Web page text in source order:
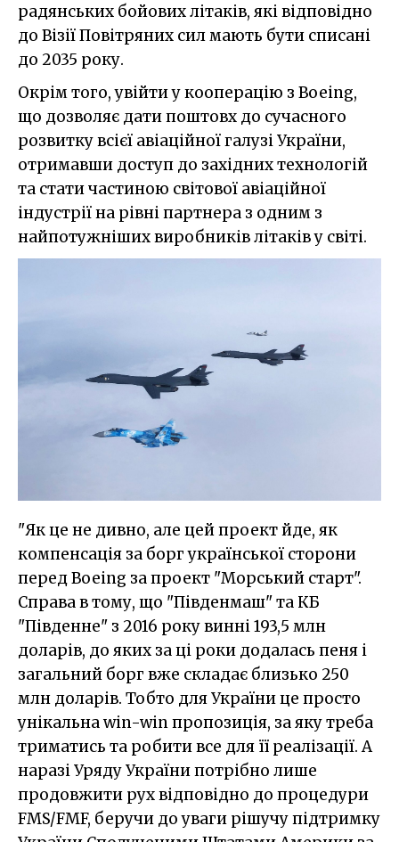
радянських бойових літаків, які відповідно
до Візії Повітряних сил мають бути списані
до 2035 року.
Окрім того, увійти у кооперацію з Boeing,
що дозволяє дати поштовх до сучасного
розвитку всієї авіаційної галузі України,
отримавши доступ до західних технологій
та стати частиною світової авіаційної
індустрії на рівні партнера з одним з
найпотужніших виробників літаків у світі.
"Як це не дивно, але цей проект йде, як
компенсація за борг української сторони
перед Boeing за проект "Морський старт".
Справа в тому, що "Південмаш" та КБ
"Південне" з 2016 року винні 193,5 млн
доларів, до яких за ці роки додалась пеня і
загальний борг вже складає близько 250
млн доларів. Тобто для України це просто
унікальна win-win пропозиція, за яку треба
триматись та робити все для її реалізації. А
наразі Уряду України потрібно лише
продовжити рух відповідно до процедури
FMS/FMF, беручи до уваги рішучу підтримку